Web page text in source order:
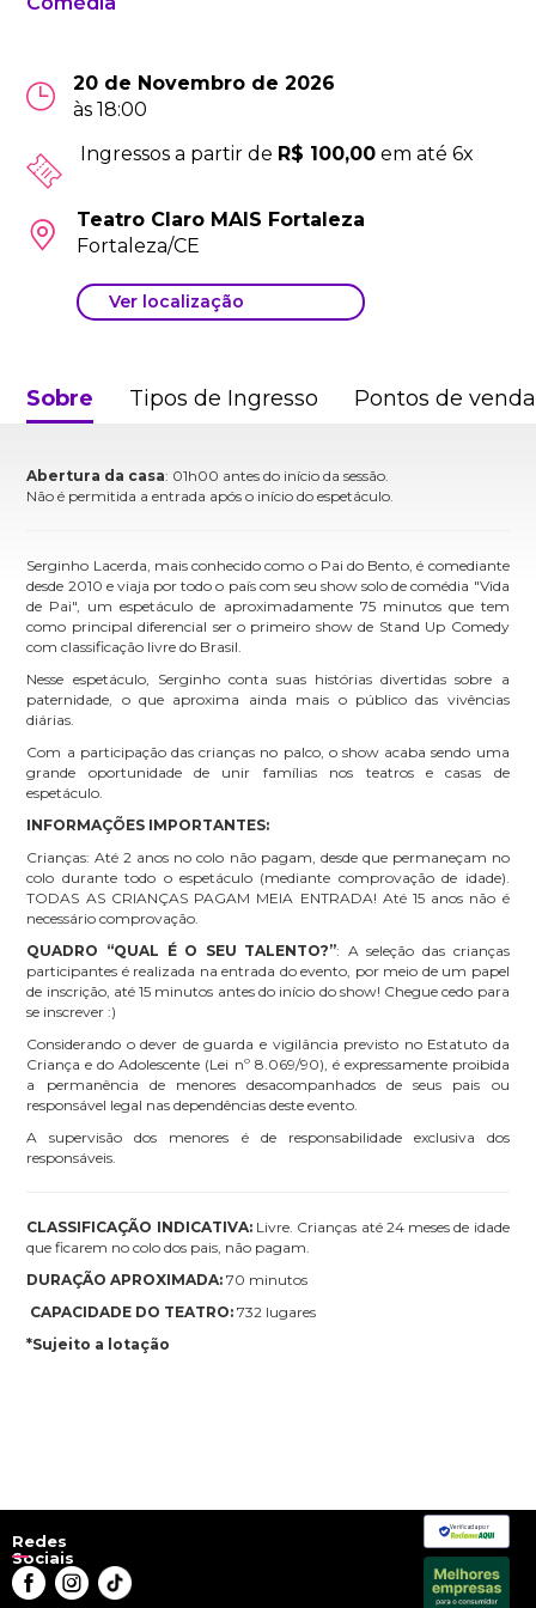
20 de Novembro de 2026
às 18:00
Ingressos a partir de R$ 100,00 em até 6x
Teatro Claro MAIS Fortaleza
Fortaleza/CE
Ver localização
Sobre Tipos de Ingresso Pontos de venda
Abertura da casa: 01h00 antes do início da sessão.
Não é permitida a entrada após o início do espetáculo.
Serginho Lacerda, mais conhecido como o Pai do Bento, é comediante
desde 2010 e viaja por todo o país com seu show solo de comédia "Vida
de Pai", um espetáculo de aproximadamente 75 minutos que tem
como principal diferencial ser o primeiro show de Stand Up Comedy
com classificação livre do Brasil.
Nesse espetáculo, Serginho conta suas histórias divertidas sobre a
paternidade, o que aproxima ainda mais o público das vivências
diárias.
Com a participação das crianças no palco, o show acaba sendo uma
grande oportunidade de unir famílias nos teatros e casas de
espetáculo.
INFORMAÇÕES IMPORTANTES:
Crianças: Até 2 anos no colo não pagam, desde que permaneçam no
colo durante todo o espetáculo (mediante comprovação de idade).
TODAS AS CRIANÇAS PAGAM MEIA ENTRADA! Até 15 anos não é
necessário comprovação.
QUADRO “QUAL É O SEU TALENTO?”: A seleção das crianças
participantes é realizada na entrada do evento, por meio de um papel
de inscrição, até 15 minutos antes do início do show! Chegue cedo para
se inscrever :)
Considerando o dever de guarda e vigilância previsto no Estatuto da
Criança e do Adolescente (Lei nº 8.069/90), é expressamente proibida
a permanência de menores desacompanhados de seus pais ou
responsável legal nas dependências deste evento.
A supervisão dos menores é de responsabilidade exclusiva dos
responsáveis.
CLASSIFICAÇÃO INDICATIVA: Livre. Crianças até 24 meses de idade
que ficarem no colo dos pais, não pagam.
DURAÇÃO APROXIMADA: 70 minutos
CAPACIDADE DO TEATRO: 732 lugares
*Sujeito a lotação
Redes
Sociais
Verificada por